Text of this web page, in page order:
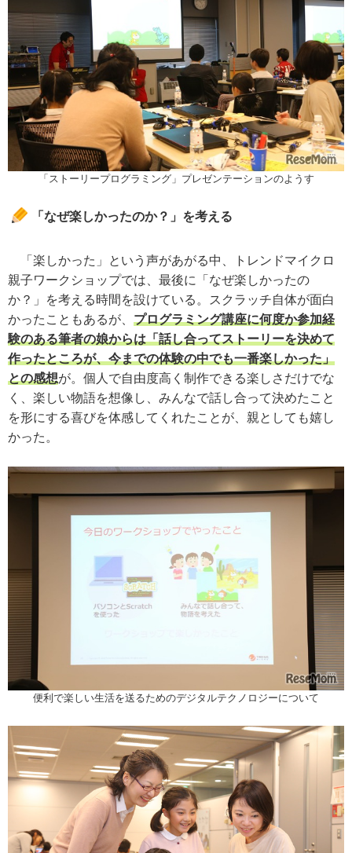
「ストーリープログラミング」プレゼンテーションのようす
「なぜ楽しかったのか？」を考える
「楽しかった」という声があがる中、トレンドマイクロ
親子ワークショップでは、最後に「なぜ楽しかったの
か？」を考える時間を設けている。スクラッチ自体が面白
かったこともあるが、 プログラミング講座に何度か参加経
験のある筆者の娘からは「話し合ってストーリーを決めて
作ったところが、今までの体験の中でも一番楽しかった」
との感想が。個人で自由度高く制作できる楽しさだけでな
く、楽しい物語を想像し、みんなで話し合って決めたこと
を形にする喜びを体感してくれたことが、親としても嬉し
かった。
便利で楽しい生活を送るためのデジタルテクノロジーについて